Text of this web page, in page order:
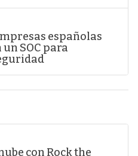
españolas
SOC para
con Rock the